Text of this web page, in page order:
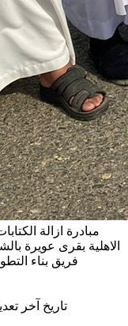
مبادرة ازالة
الاهلية بقرى عويرة
فريق بناء
تاريخ آخر تعديل: 09:00 ص - 08/03/2026